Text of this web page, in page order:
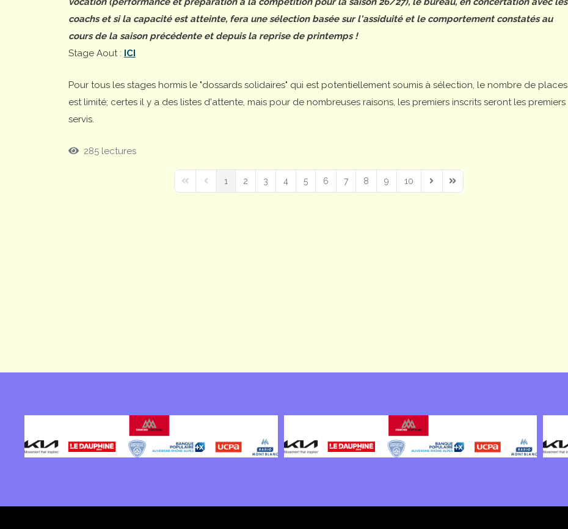
coachs et si la capacité est atteinte, fera une sélection basée sur l'assiduité et le comportement constatés au
cours de la saison précédente et depuis la reprise de printemps !
Stage Aout : ICI
Pour tous les stages hormis le "dossards solidaires" qui est potentiellement soumis à sélection, le nombre de places
est limité; certes il y a des listes d'attente, mais pour de nombreuses raisons, les premiers inscrits seront les premiers
servis.
285 lectures
First PagePrevious Page
1 2 3 4 5 6 7 8 9 10
Next PageLast Page